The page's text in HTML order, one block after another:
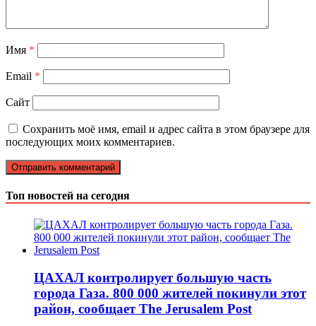
Имя *
Email *
Сайт
Сохранить моё имя, email и адрес сайта в этом браузере для
последующих моих комментариев.
Топ новостей на сегодня
ЦАХАЛ контролирует большую часть
города Газа. 800 000 жителей покинули этот
район, сообщает The Jerusalem Post